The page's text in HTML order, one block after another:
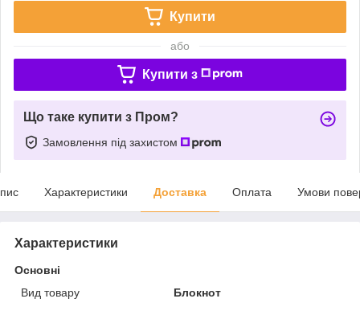
Купити
або
Купити з
Що таке купити з Пром?
Замовлення під захистом
Характеристики Доставка Оплата Умови
Характеристики
Основні
Вид товару
Блокнот